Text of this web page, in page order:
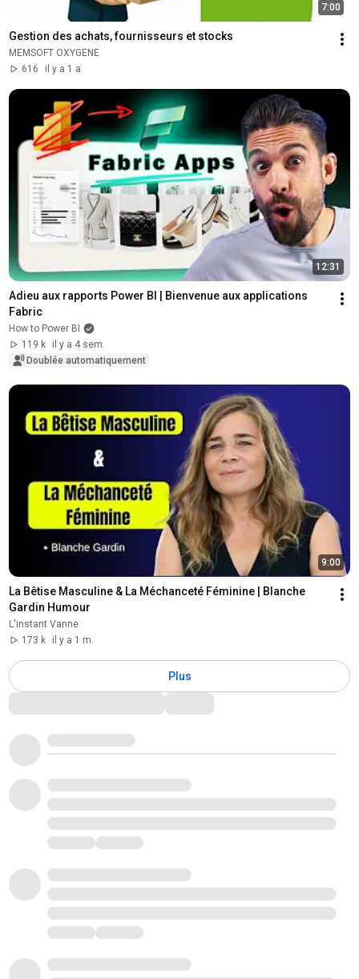
7:00
Gestion des achats, fournisseurs et stocks
MEMSOFT OXYGENE
616
il y a 1 a
12:31
Adieu aux rapports Power BI | Bienvenue aux applications
Fabric
How to Power BI
119 k
il y a 4 sem.
Doublée automatiquement
9:00
La Bêtise Masculine & La Méchanceté Féminine | Blanche
Gardin Humour
L'instant Vanne
173 k
il y a 1 m.
Plus